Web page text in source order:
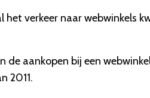
het verkeer naar webwinkels
de aankopen bij een
2011.